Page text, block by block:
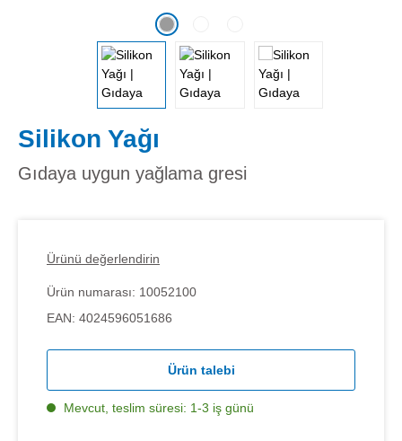
Silikon Yağı
Gıdaya uygun yağlama gresi
Ürünü değerlendirin
Ürün numarası: 10052100
EAN: 4024596051686
Ürün talebi
Mevcut, teslim süresi: 1-3 iş günü